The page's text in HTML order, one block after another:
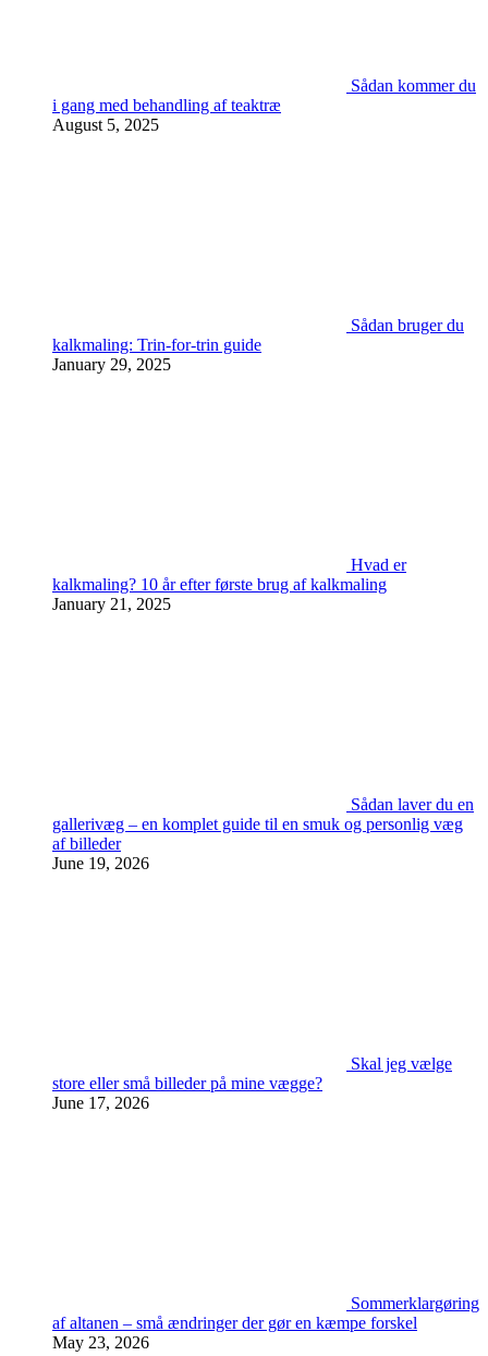
Sådan kommer du
i gang med behandling af teaktræ
August 5, 2025
Sådan bruger du
kalkmaling: Trin-for-trin guide
January 29, 2025
Hvad er
kalkmaling? 10 år efter første brug af kalkmaling
January 21, 2025
Sådan laver du en
gallerivæg – en komplet guide til en smuk og personlig væg
af billeder
June 19, 2026
Skal jeg vælge
store eller små billeder på mine vægge?
June 17, 2026
Sommerklargøring
af altanen – små ændringer der gør en kæmpe forskel
May 23, 2026